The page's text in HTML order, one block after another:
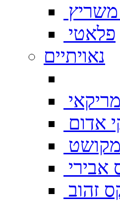
משריץ
פלאטי
נאויתיים
אדום
מקושט
אבירי
זהוב